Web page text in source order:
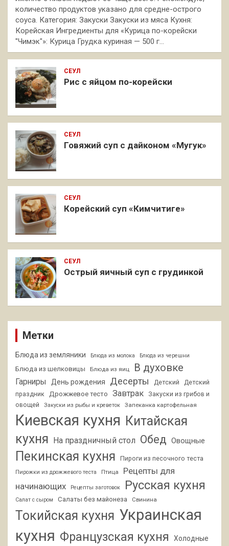
количество продуктов указано для средне-острого
соуса. Категория: Закуски Закуски из мяса Кухня:
Корейская Ингредиенты для «Курица по-корейски
"Чимэк"»: Курица Грудка куриная — 500 г…
СЕУЛ
Рис с яйцом по-корейски
СЕУЛ
Говяжий суп с дайконом «Мугук»
СЕУЛ
Корейский суп «Кимчитиге»
СЕУЛ
Острый яичный суп с грудинкой
Метки
Блюда из земляники Блюда из молока Блюда из черешни
Блюда из шелковицы Блюда из яиц В духовке
Гарниры День рождения Десерты Детский
Детский
праздник
Дрожжевое тесто Завтрак
Закуски из грибов и
овощей
Закуски из рыбы и креветок Запеканка картофельная
Киевская кухня Китайская
кухня
На праздничный стол Обед Овощные
Пекинская кухня Пироги из песочного теста
Пирожки из дрожжевого теста Птица
Рецепты для
начинающих
Рецепты заготовок Русская кухня
Салат с сыром Салаты без майонеза Свинина
Токийская кухня Украинская
кухня Французская кухня
Холодные